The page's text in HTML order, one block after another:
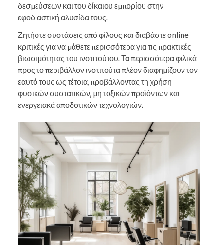
δεσμεύσεων και του δίκαιου εμπορίου στην
εφοδιαστική αλυσίδα τους.
Ζητήστε συστάσεις από φίλους και διαβάστε online
κριτικές για να μάθετε περισσότερα για τις πρακτικές
βιωσιμότητας του ινστιτούτου. Τα περισσότερα φιλικά
προς το περιβάλλον ινστιτούτα πλέον διαφημίζουν τον
εαυτό τους ως τέτοια, προβάλλοντας τη χρήση
φυσικών συστατικών, μη τοξικών προϊόντων και
ενεργειακά αποδοτικών τεχνολογιών.